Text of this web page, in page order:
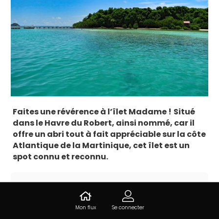
Faites une révérence à l’îlet Madame ! Situé
dans le Havre du Robert, ainsi nommé, car il
offre un abri tout à fait appréciable sur la côte
Atlantique de la Martinique, cet îlet est un
spot connu et reconnu.
Informations sur Ilet Madame
Îlet Madame, 97231 Le Robert, Martinique
Mon flux Se connecter